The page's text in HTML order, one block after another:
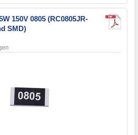
150V 0805 (RC0805JR-
SMD)